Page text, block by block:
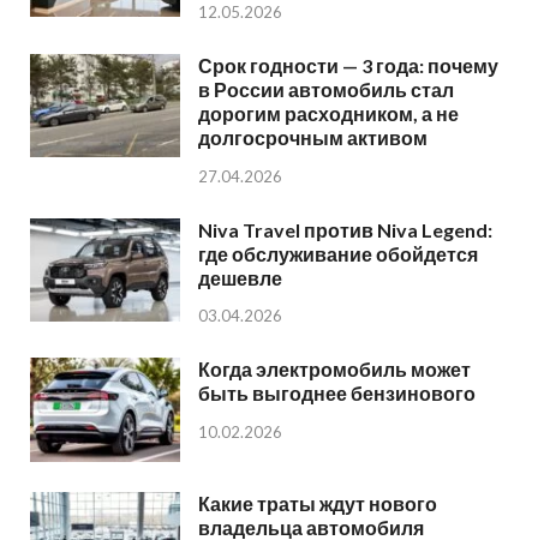
12.05.2026
Срок годности — 3 года: почему
в России автомобиль стал
дорогим расходником, а не
долгосрочным активом
27.04.2026
Niva Travel против Niva Legend:
где обслуживание обойдется
дешевле
03.04.2026
Когда электромобиль может
быть выгоднее бензинового
10.02.2026
Какие траты ждут нового
владельца автомобиля